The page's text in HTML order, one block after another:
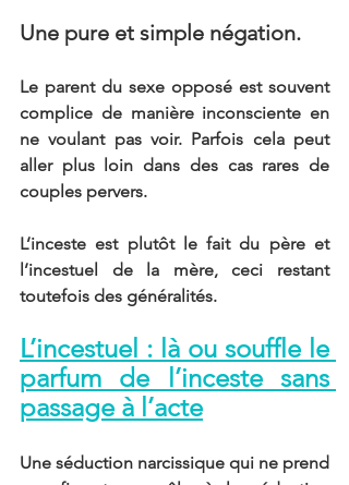
Une pure et simple négation.
Le parent du sexe opposé est souvent
complice de manière inconsciente en
ne voulant pas voir. Parfois cela peut
aller plus loin dans des cas rares de
couples pervers.
L’inceste est plutôt le fait du père et
l’incestuel de la mère, ceci restant
toutefois des généralités.
L’incestuel : là ou souffle le
parfum de l’inceste sans
passage à l’acte
Une séduction narcissique qui ne prend